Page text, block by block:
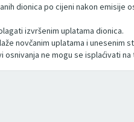
dionica po cijeni nakon emisije
izvršenim uplatama dionica.
novčanim uplatama i unesenim
osnivanja ne mogu se isplaćivati